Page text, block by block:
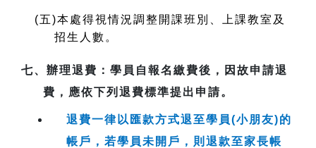
(五)本處得視情況調整開課班別、上課教室及
招生人數。
七、 辦理退費 ：學員自報名繳費後，因故申請退
費，應依下列退費標準提出申請。
退費一律以匯款方式退至學員(小朋友)的
帳戶，若學員未開戶，則退款至家長帳